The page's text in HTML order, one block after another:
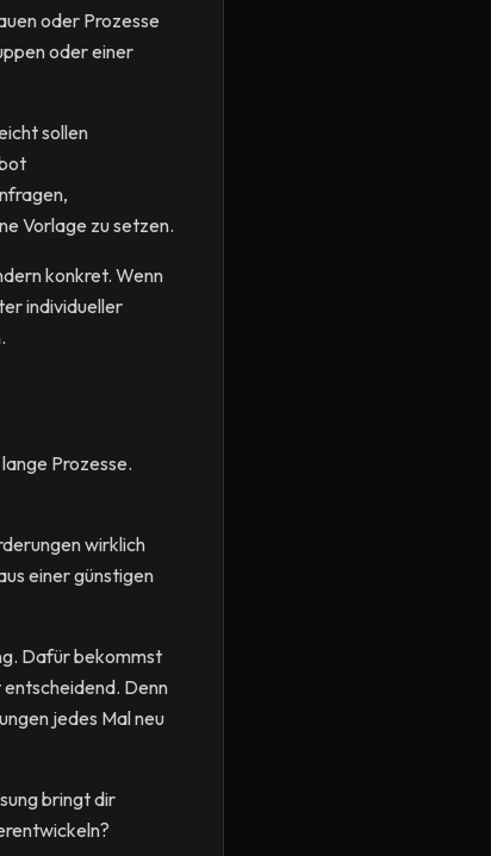
oder Prozesse
oder einer
sollen
Vorlage zu setzen.
konkret. Wenn
individueller
Prozesse.
wirklich
einer günstigen
Dafür bekommst
Denn
jedes Mal neu
bringt dir